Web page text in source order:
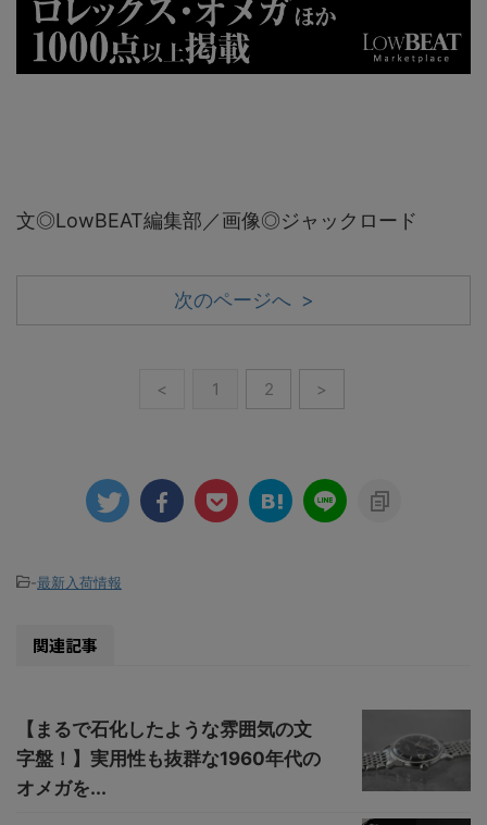
文◎LowBEAT編集部／画像◎ジャックロード
次のページへ >
< 1 2 >
-最新入荷情報
関連記事
【まるで石化したような雰囲気の文
字盤！】実用性も抜群な1960年代の
オメガを...